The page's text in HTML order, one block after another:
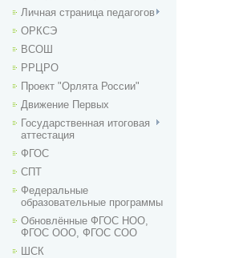
Личная страница педагогов
ОРКСЭ
ВСОШ
РРЦРО
Проект "Орлята России"
Движение Первых
Государственная итоговая
аттестация
ФГОС
СПТ
Федеральные
образовательные программы
Обновлённые ФГОС НОО,
ФГОС ООО, ФГОС СОО
ШСК